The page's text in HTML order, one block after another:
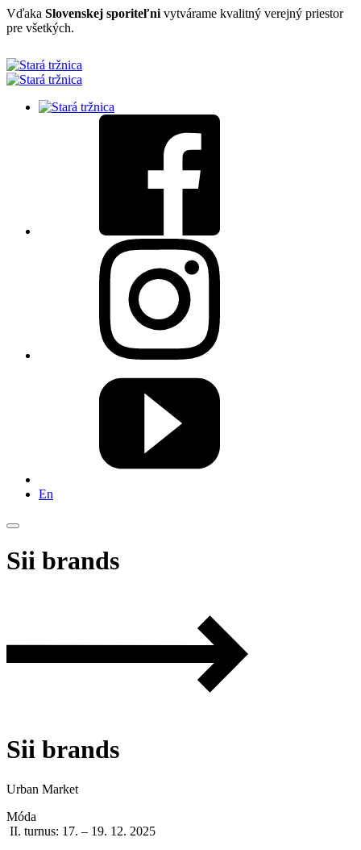
Vďaka Slovenskej sporiteľni vytvárame kvalitný verejný priestor
pre všetkých.
En
Sii brands
Sii brands
Urban Market
Móda
II. turnus: 17. – 19. 12. 2025